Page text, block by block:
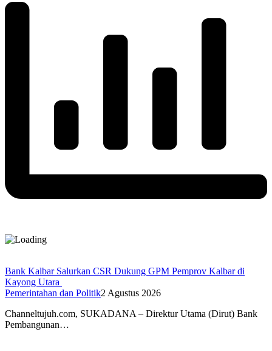
Bank Kalbar Salurkan CSR Dukung GPM Pemprov Kalbar di
Kayong Utara
Pemerintahan dan Politik2 Agustus 2026
Channeltujuh.com, SUKADANA – Direktur Utama (Dirut) Bank
Pembangunan…